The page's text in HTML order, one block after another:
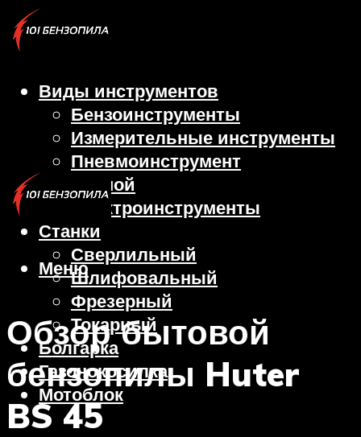
Виды инструментов
Бензоинструменты
Измерительные инструменты
Пневмоинструмент
Ручной
Электроинструменты
Станки
Сверлильный
Шлифовальный
Фрезерный
Токарный
Болгарка
Газонокосилка
Мотоблок
Меню
Обзор бытовой
бензопилы Huter
BS 45